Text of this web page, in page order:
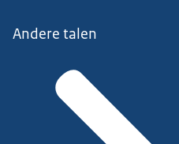
Andere talen